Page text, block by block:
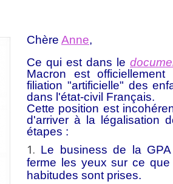
ChèreAnne,
Ce qui est dans le
Macron est
filiation "artificielle" des
dans l'état-civil Français.
Cette position est
d'arriver à la légalisation
étapes :
Le business de la
ferme les yeux sur ce
habitudes sont prises.